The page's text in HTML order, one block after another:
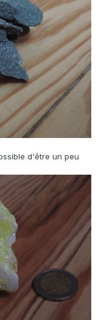
d'être un peu